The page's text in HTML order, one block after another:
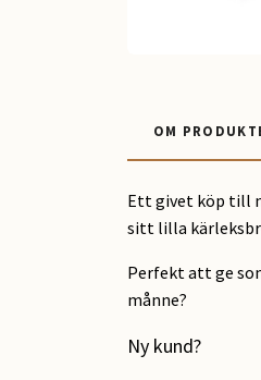
OM
Ett givet köp till
sitt lilla
Perfekt att ge
månne?
Ny kund?